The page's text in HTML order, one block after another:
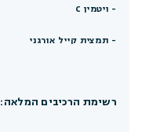
- ויטמין C
- תמצית קייל אורגני
רשימת הרכיבים המלאה: